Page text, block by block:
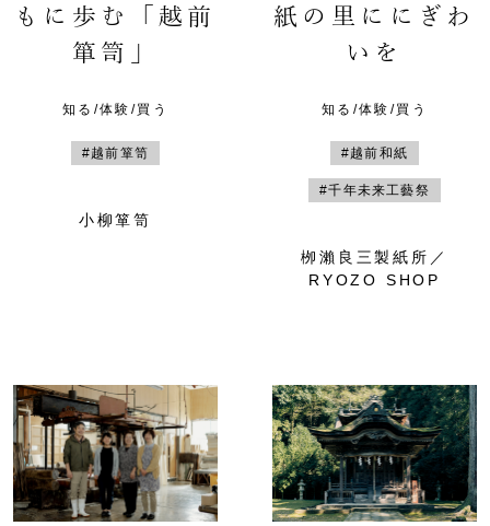
もに歩む「越前
箪笥」
知る/体験/買う
#越前箪笥
小柳箪笥
紙の里ににぎわ
いを
知る/体験/買う
#越前和紙
#千年未来工藝祭
栁瀨良三製紙所／
RYOZO SHOP